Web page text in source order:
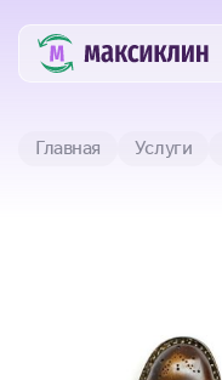
Главная Услуги